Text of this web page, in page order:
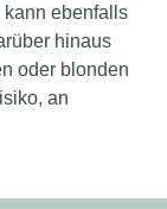
kann ebenfalls
hinaus
oder blonden
an